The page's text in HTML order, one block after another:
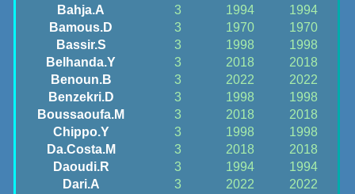
Bahja.A
3 1994
1994
Bamous.D
3 1970
1970
Bassir.S
3 1998
1998
Belhanda.Y
3 2018
2018
Benoun.B
3 2022
2022
Benzekri.D
3 1998
1998
Boussaoufa.M
3 2018
2018
Chippo.Y
3 1998
1998
Da.Costa.M
3 2018
2018
Daoudi.R
3 1994
1994
Dari.A
3 2022
2022